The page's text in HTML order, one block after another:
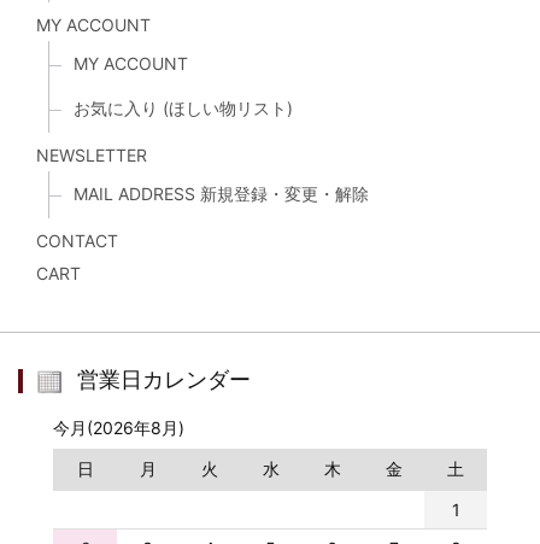
MY ACCOUNT
MY ACCOUNT
お気に入り (ほしい物リスト)
NEWSLETTER
MAIL ADDRESS 新規登録・変更・解除
CONTACT
CART
営業日カレンダー
今月(2026年8月)
日
月 火 水 木 金
土
1